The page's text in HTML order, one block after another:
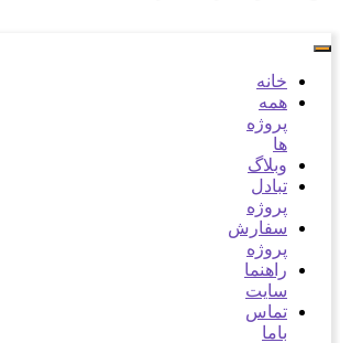
خانه
همه
پروژه
ها
وبلاگ
تبادل
پروژه
سفارش
پروژه
راهنما
سایت
تماس
باما